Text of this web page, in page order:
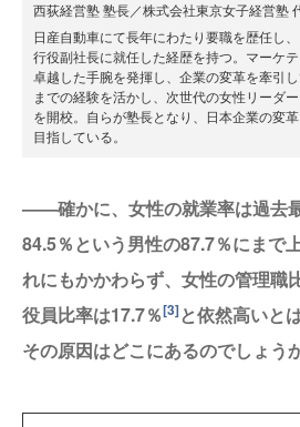
西荻経営塾 塾長／株式会社東京女子経営塾
日産自動車にて長年にわたり要職を歴任し
行役副社長に就任した経歴を持つ。マーケ
卓越した手腕を発揮し、企業の変革を牽引
までの経験を活かし、次世代の女性リーダ
を開校。自らが塾長となり、日本企業の変
目指している。
——確かに、女性の就業率は過去最
84.5％という男性の87.7％にまで
れにもかかわらず、女性の管理職
役員比率は17.7％[3]と依然高いと
その原因はどこにあるのでしょうか